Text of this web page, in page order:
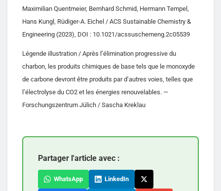
Maximilian Quentmeier, Bernhard Schmid, Hermann Tempel,
Hans Kungl, Rüdiger-A. Eichel / ACS Sustainable Chemistry &
Engineering (2023), DOI : 10.1021/acssuschemeng.2c05539
Légende illustration / Après l’élimination progressive du
charbon, les produits chimiques de base tels que le monoxyde
de carbone devront être produits par d’autres voies, telles que
l’électrolyse du CO2 et les énergies renouvelables. —
Forschungszentrum Jülich / Sascha Kreklau
Partager l'article avec :
WhatsApp LinkedIn